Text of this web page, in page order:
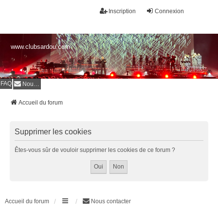
Connexion
Inscription
www.clubsardou.com
FAQ Nous contacter
Accueil du forum
Supprimer les cookies
Êtes-vous sûr de vouloir supprimer les cookies de ce forum ?
Accueil du forum Nous contacter